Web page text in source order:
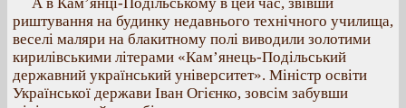
риштування на будинку недавнього технічного училища,
веселі маляри на блакитному полі виводили золотими
кирилівськими літерами «Кам’янець-Подільський
державний український університет». Міністр освіти
Української держави Іван Огієнко, зовсім забувши